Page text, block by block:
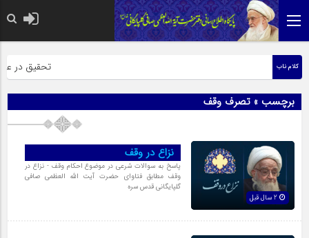
کلام ناب تحقیق در
برچسب » تصرف وقف
نزاع در وقف
پاسخ به سوالات شرعی در موضوع احکام وقف - نزاع در
وقف مطابق فتاوای حضرت آیت الله العظمی صافی
گلپایگانی قدس سره